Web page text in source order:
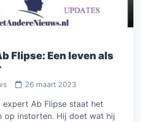
Flipse: Een leven als
26 maart 2023
expert Ab Flipse staat het
op instorten. Hij doet wat hij